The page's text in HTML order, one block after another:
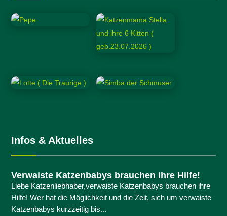
Infos & Aktuelles
Verwaiste Katzenbabys brauchen ihre Hilfe!
Liebe Katzenliebhaber,verwaiste Katzenbabys brauchen ihre
Hilfe! Wer hat die Möglichkeit und die Zeit, sich um verwaiste
Katzenbabys kurzzeitig bis...